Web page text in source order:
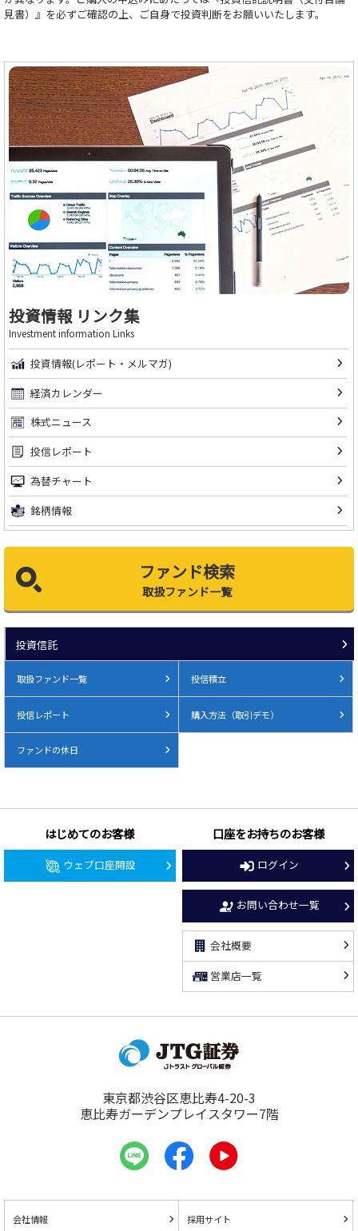
見書）』を必ずご確認の上、ご自身で投資判断をお願いいたします。
投資情報 リンク集
Investment information Links
投資情報(レポート・メルマガ)
経済カレンダー
株式ニュース
投信レポート
為替チャート
銘柄情報
ファンド検索
取扱ファンド一覧
投資信託
取扱ファンド一覧 投信積立
投信レポート 購入方法（取引デモ）
ファンドの休日
はじめてのお客様
ウェブ口座開設
口座をお持ちのお客様
ログイン
お問い合わせ一覧
会社概要
営業店一覧
東京都渋谷区恵比寿4-20-3
恵比寿ガーデンプレイスタワー7階
会社情報 採用サイト